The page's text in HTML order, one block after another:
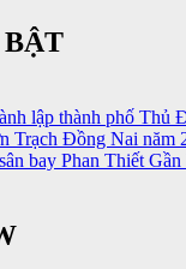
lập thành phố Thủ
Trạch Đồng Nai năm
bay Phan Thiết